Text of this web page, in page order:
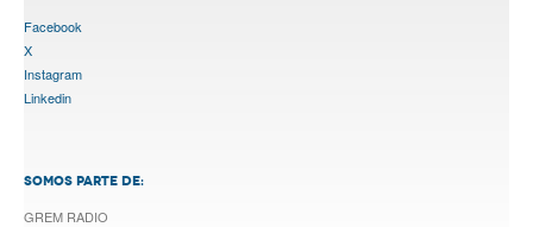
Facebook
X
Instagram
Linkedin
SOMOS PARTE DE:
GREM RADIO